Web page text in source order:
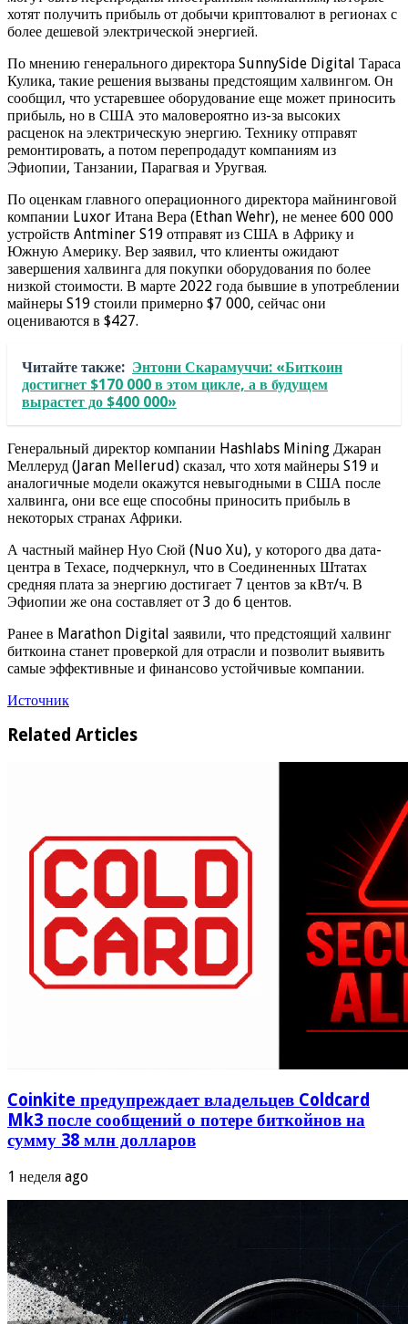
хотят получить прибыль от добычи криптовалют в регионах с
более дешевой электрической энергией.
По мнению генерального директора SunnySide Digital Тараса
Кулика, такие решения вызваны предстоящим халвингом. Он
сообщил, что устаревшее оборудование еще может приносить
прибыль, но в США это маловероятно из-за высоких
расценок на электрическую энергию. Технику отправят
ремонтировать, а потом перепродадут компаниям из
Эфиопии, Танзании, Парагвая и Уругвая.
По оценкам главного операционного директора майнинговой
компании Luxor Итана Вера (Ethan Wehr), не менее 600 000
устройств Antminer S19 отправят из США в Африку и
Южную Америку. Вер заявил, что клиенты ожидают
завершения халвинга для покупки оборудования по более
низкой стоимости. В марте 2022 года бывшие в употреблении
майнеры S19 стоили примерно $7 000, сейчас они
оцениваются в $427.
Читайте также: Энтони Скарамуччи: «Биткоин
достигнет $170 000 в этом цикле, а в будущем
вырастет до $400 000»
Генеральный директор компании Hashlabs Mining Джаран
Меллеруд (Jaran Mellerud) сказал, что хотя майнеры S19 и
аналогичные модели окажутся невыгодными в США после
халвинга, они все еще способны приносить прибыль в
некоторых странах Африки.
А частный майнер Нуо Сюй (Nuo Xu), у которого два дата-
центра в Техасе, подчеркнул, что в Соединенных Штатах
средняя плата за энергию достигает 7 центов за кВт/ч. В
Эфиопии же она составляет от 3 до 6 центов.
Ранее в Marathon Digital заявили, что предстоящий халвинг
биткоина станет проверкой для отрасли и позволит выявить
самые эффективные и финансово устойчивые компании.
Источник
Related Articles
Coinkite предупреждает владельцев Coldcard
Mk3 после сообщений о потере биткойнов на
сумму 38 млн долларов
1 неделя ago